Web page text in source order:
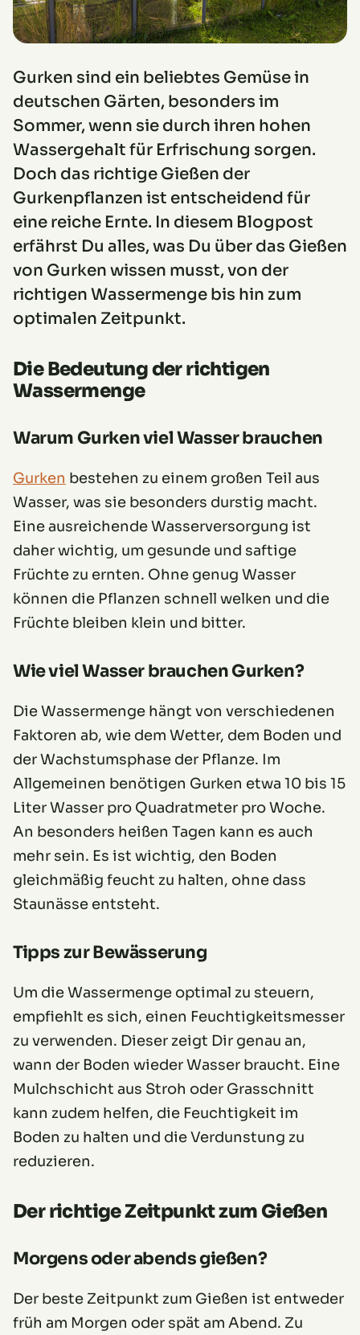
Gurken sind ein beliebtes Gemüse in
deutschen Gärten, besonders im
Sommer, wenn sie durch ihren hohen
Wassergehalt für Erfrischung sorgen.
Doch das richtige Gießen der
Gurkenpflanzen ist entscheidend für
eine reiche Ernte. In diesem Blogpost
erfährst Du alles, was Du über das Gießen
von Gurken wissen musst, von der
richtigen Wassermenge bis hin zum
optimalen Zeitpunkt.
Die Bedeutung der richtigen
Wassermenge
Warum Gurken viel Wasser brauchen
Gurken bestehen zu einem großen Teil aus
Wasser, was sie besonders durstig macht.
Eine ausreichende Wasserversorgung ist
daher wichtig, um gesunde und saftige
Früchte zu ernten. Ohne genug Wasser
können die Pflanzen schnell welken und die
Früchte bleiben klein und bitter.
Wie viel Wasser brauchen Gurken?
Die Wassermenge hängt von verschiedenen
Faktoren ab, wie dem Wetter, dem Boden und
der Wachstumsphase der Pflanze. Im
Allgemeinen benötigen Gurken etwa 10 bis 15
Liter Wasser pro Quadratmeter pro Woche.
An besonders heißen Tagen kann es auch
mehr sein. Es ist wichtig, den Boden
gleichmäßig feucht zu halten, ohne dass
Staunässe entsteht.
Tipps zur Bewässerung
Um die Wassermenge optimal zu steuern,
empfiehlt es sich, einen Feuchtigkeitsmesser
zu verwenden. Dieser zeigt Dir genau an,
wann der Boden wieder Wasser braucht. Eine
Mulchschicht aus Stroh oder Grasschnitt
kann zudem helfen, die Feuchtigkeit im
Boden zu halten und die Verdunstung zu
reduzieren.
Der richtige Zeitpunkt zum Gießen
Morgens oder abends gießen?
Der beste Zeitpunkt zum Gießen ist entweder
früh am Morgen oder spät am Abend. Zu